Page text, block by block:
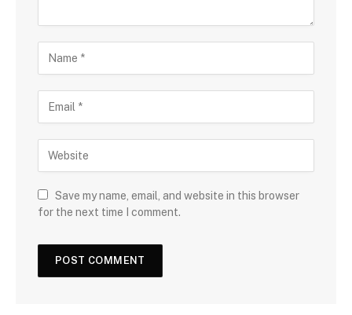
Save my name, email, and website in this browser
for the next time I comment.